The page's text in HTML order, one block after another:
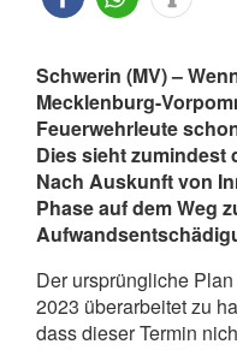
Schwerin (MV) –
Mecklenburg-
Feuerwehrleute
Dies sieht zumindest
Nach Auskunft von
Phase auf dem Weg
Der ursprüngliche
2023 überarbeitet zu
dass dieser Termin